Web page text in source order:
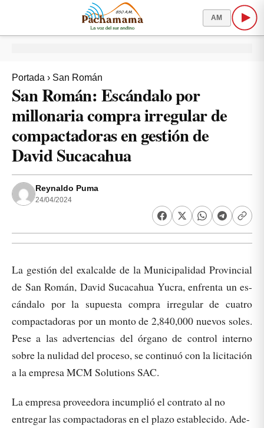
AM
Portada › San Román
San Román: Escándalo por
millonaria compra irregular de
compactadoras en gestión de
David Sucacahua
Reynaldo Puma
24/04/2024
La gestión del exalcalde de la Municipalidad Provincial
de San Román, David Sucacahua Yucra, enfrenta un es-
cándalo por la supuesta compra irregular de cuatro
compactadoras por un monto de 2,840,000 nuevos soles.
Pese a las advertencias del órgano de control interno
sobre la nulidad del proceso, se continuó con la licitación
a la empresa MCM Solutions SAC.
La empresa proveedora incumplió el contrato al no
entregar las compactadoras en el plazo establecido. Ade-